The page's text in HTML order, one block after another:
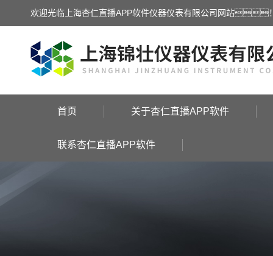
欢迎光临上海杏仁直播APP软件仪器仪表有限公司网站
首页 关于杏仁直播APP软件
联系杏仁直播APP软件